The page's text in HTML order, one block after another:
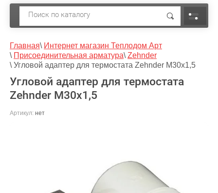
Главная\ Интернет магазин Теплодом Арт
\ Присоединительная арматура\ Zehnder
\ Угловой адаптер для термостата Zehnder M30x1,5
Угловой адаптер для термостата
Zehnder M30x1,5
Артикул: нет